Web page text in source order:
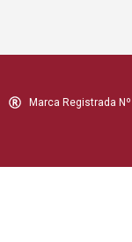
Marca Registrada